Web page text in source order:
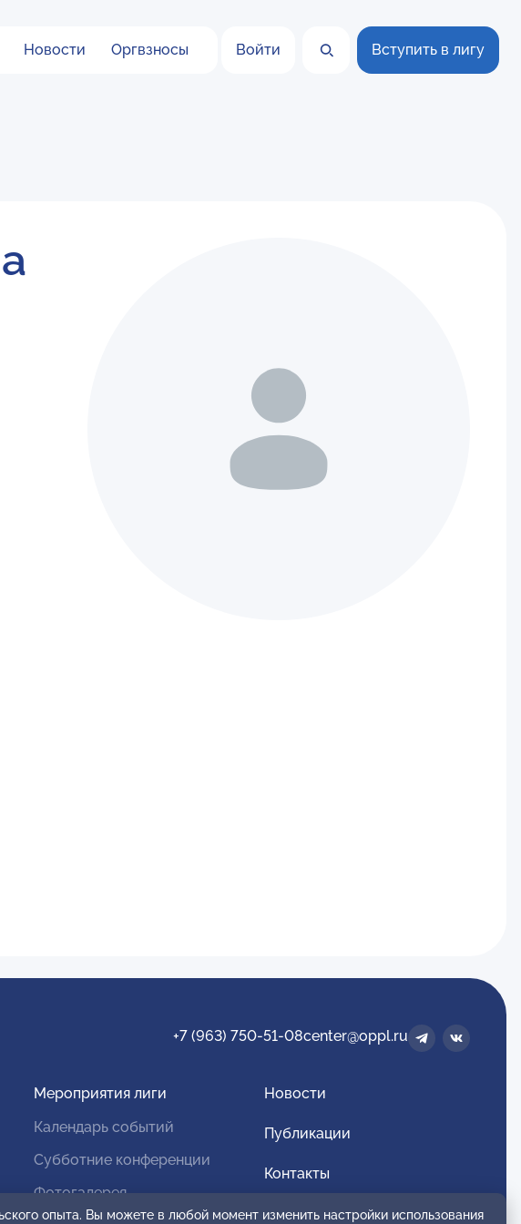
Новости Оргвзносы Войти Вступить в лигу
+7 (963) 750-51-08center@oppl.ru
Мероприятия лиги
Календарь событий
Субботние конференции
Фотогалерея
Новости
Публикации
Контакты
Для спонсоров и партнеров
опыта. Вы можете в любой момент изменить настройки использования